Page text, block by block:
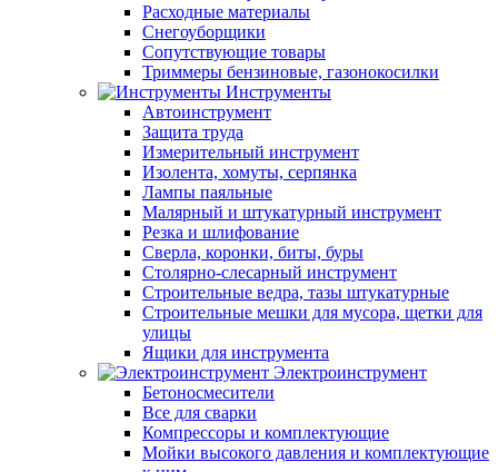
Расходные материалы
Снегоуборщики
Сопутствующие товары
Триммеры бензиновые, газонокосилки
Инструменты
Автоинструмент
Защита труда
Измерительный инструмент
Изолента, хомуты, серпянка
Лампы паяльные
Малярный и штукатурный инструмент
Резка и шлифование
Сверла, коронки, биты, буры
Столярно-слесарный инструмент
Строительные ведра, тазы штукатурные
Строительные мешки для мусора, щетки для
улицы
Ящики для инструмента
Электроинструмент
Бетоносмесители
Все для сварки
Компрессоры и комплектующие
Мойки высокого давления и комплектующие